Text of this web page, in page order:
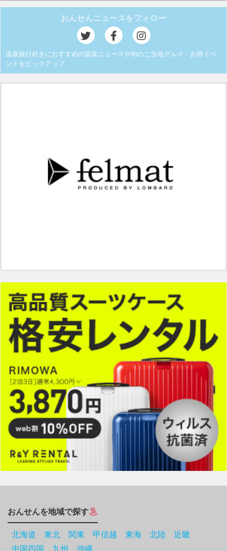
おんせんニュースをフォロー
温泉旅行好きにおすすめの温泉ニュースや旬のご当地グルメ・お得イベ
ントをピックアップ
おんせんを地域で探す
北海道 東北 関東 甲信越 東海 北陸
近畿
中国四国
九州 沖縄